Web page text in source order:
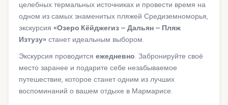
целебных термальных источниках и провести время на
одном из самых знаменитых пляжей Средиземноморья,
экскурсия «Озеро Кёйджегиз – Дальян – Пляж
Изтузу» станет идеальным выбором.
Экскурсия проводится ежедневно . Забронируйте своё
место заранее и подарите себе незабываемое
путешествие, которое станет одним из лучших
воспоминаний о вашем отдыхе в Мармарисе.